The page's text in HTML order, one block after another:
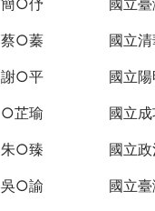
蔡○蓁
國立
謝○平
國立
○芷瑜
國立
朱○臻
國立
吳○諭
國立